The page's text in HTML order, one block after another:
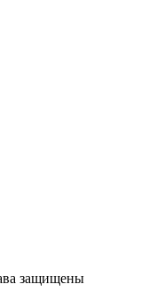
защищены